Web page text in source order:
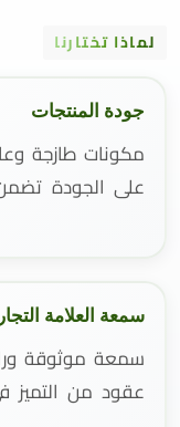
لماذا تختارنا
جودة المنتجات
مكونات طازجة
على الجودة تضمن
سمعة العلامة
سمعة موثوقة
عقود من التميز